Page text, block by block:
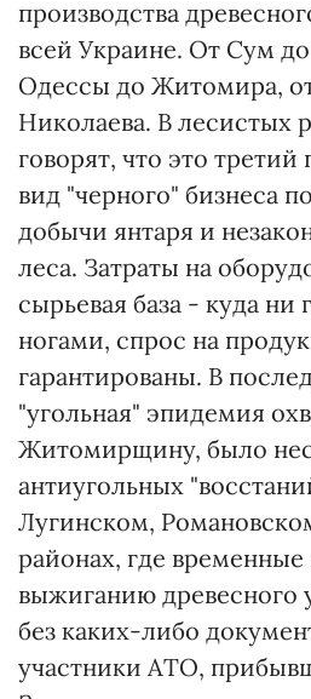
производства
всей Украине. От Сум
Одессы до Житомира,
Николаева. В лесистых
говорят, что это
вид "черного" бизнеса
добычи янтаря и
леса. Затраты на
сырьевая база - куда ни
ногами, спрос на
гарантированы. В
"угольная" эпидемия
Житомирщину, было
антиугольных
Лугинском,
районах, где временные
выжиганию древесного
без каких-либо
участники АТО,